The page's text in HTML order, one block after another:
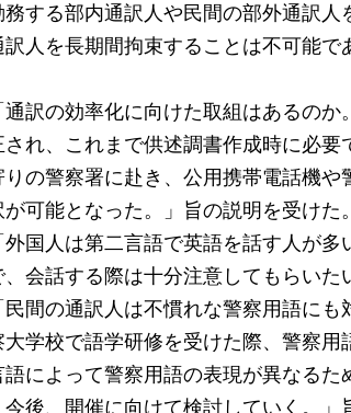
務する部内通訳人や民間の部外通訳
人を長期間拘束することは不可能
訳の効率化に向けた取組はあるの
され、これまで供述調書作成時に必
の警察署に赴き、公用携帯電話機
可能となった。」旨の説明を受けた。
国人は第二言語で英語を話す人が
会話する際は十分注意してもらいた
間の通訳人は不慣れな警察用語に
学校で語学研修を受けた際、警察
語によって警察用語の表現が異なる
後、開催に向けて検討していく。」